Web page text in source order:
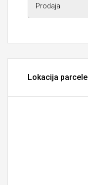
Lokacija parcele